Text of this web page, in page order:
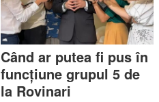
Când ar putea fi pus în
funcțiune grupul 5 de
la Rovinari